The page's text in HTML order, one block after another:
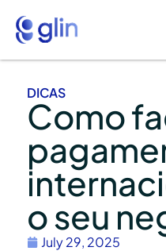
DICAS
Como
o seu
July 29, 2025